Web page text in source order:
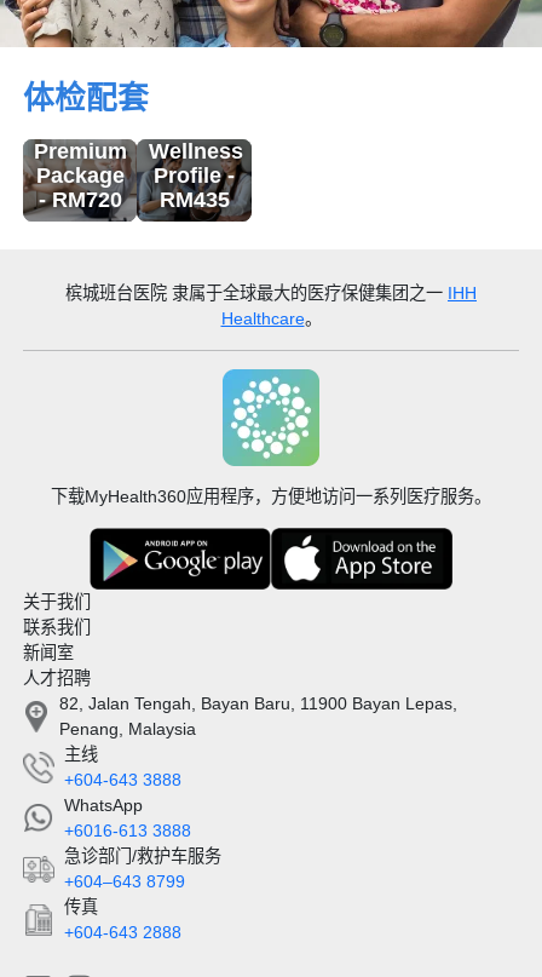
体检配套
Premium
Package
- RM720
Wellness
Profile -
RM435
槟城班台医院 隶属于全球最大的医疗保健集团之一 IHH
Healthcare。
下载MyHealth360应用程序，方便地访问一系列医疗服务。
关于我们
联系我们
新闻室
人才招聘
82, Jalan Tengah, Bayan Baru, 11900 Bayan Lepas,
Penang, Malaysia
主线
+604-643 3888
WhatsApp
+6016-613 3888
急诊部门/救护车服务
+604–643 8799
传真
+604-643 2888